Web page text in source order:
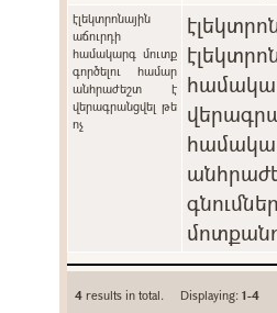
էլեկտրոնային
աճուրդի
համակարգ մուտք
գործելու համար
անհրաժեշտ է
վերագրանցվել թե
ոչ
4 results in total. Displaying:1-4